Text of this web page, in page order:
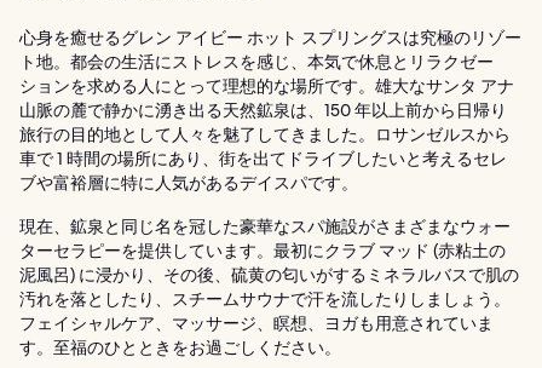
心身を癒せるグレン アイビー ホット スプリングスは究極のリゾー
ト地。都会の生活にストレスを感じ、本気で休息とリラクゼー
ションを求める人にとって理想的な場所です。雄大なサンタ アナ
山脈の麓で静かに湧き出る天然鉱泉は、150 年以上前から日帰り
旅行の目的地として人々を魅了してきました。ロサンゼルスから
車で 1 時間の場所にあり、街を出てドライブしたいと考えるセレ
ブや富裕層に特に人気があるデイスパです。
現在、鉱泉と同じ名を冠した豪華なスパ施設がさまざまなウォー
ターセラピーを提供しています。最初にクラブ マッド (赤粘土の
泥風呂) に浸かり、その後、硫黄の匂いがするミネラルバスで肌の
汚れを落としたり、スチームサウナで汗を流したりしましょう。
フェイシャルケア、マッサージ、瞑想、ヨガも用意されていま
す。至福のひとときをお過ごしください。